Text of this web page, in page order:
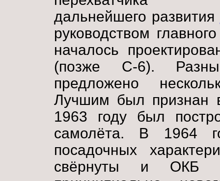
дальнейшего развития
руководством
началось
(позже С-6).
предложено
Лучшим был признан
1963 году был
самолёта. В 1964
посадочных
свёрнуты и ОКБ